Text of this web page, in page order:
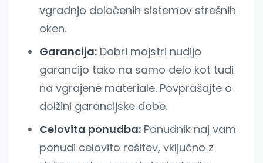
vgradnjo določenih sistemov strešnih
oken.
Garancija: Dobri mojstri nudijo
garancijo tako na samo delo kot tudi
na vgrajene materiale. Povprašajte o
dolžini garancijske dobe.
Celovita ponudba: Ponudnik naj vam
ponudi celovito rešitev, vključno z